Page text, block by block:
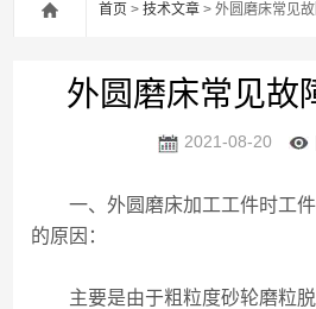
首页 >技术文章 > 外圆磨床常见
外圆磨床常见故
2021-08-20
一、外圆磨床加工工件时工件
的原因：
主要是由于粗粒度砂轮磨粒脱